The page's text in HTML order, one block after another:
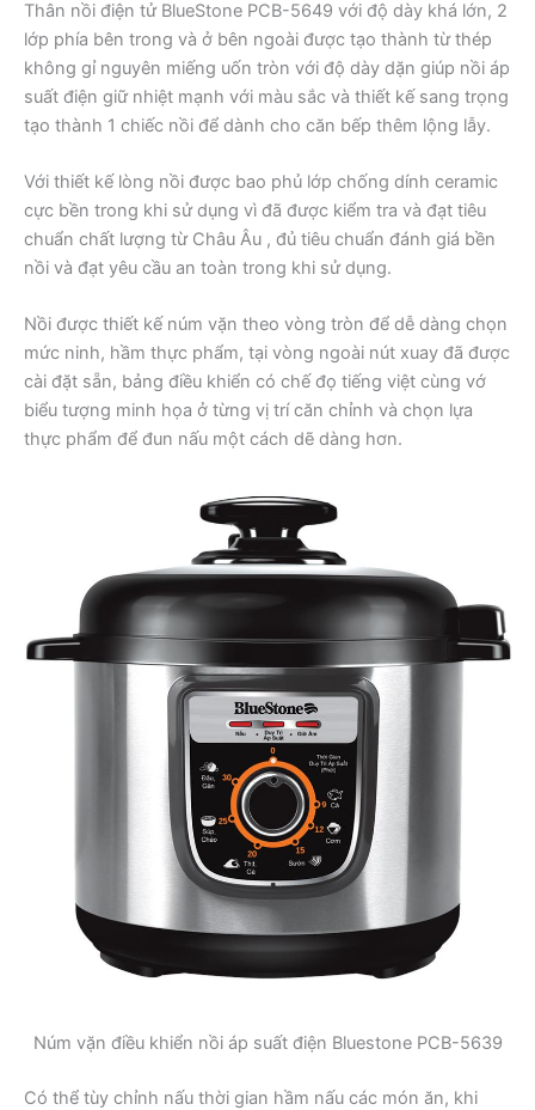
Thân nồi điện tử BlueStone PCB-5649 với độ dày khá lớn, 2
lớp phía bên trong và ở bên ngoài được tạo thành từ thép
không gỉ nguyên miếng uốn tròn với độ dày dặn giúp nồi áp
suất điện giữ nhiệt mạnh với màu sắc và thiết kế sang trọng
tạo thành 1 chiếc nồi để dành cho căn bếp thêm lộng lẫy.
Với thiết kế lòng nồi được bao phủ lớp chống dính ceramic
cực bền trong khi sử dụng vì đã được kiểm tra và đạt tiêu
chuẩn chất lượng từ Châu Âu , đủ tiêu chuẩn đánh giá bền
nồi và đạt yêu cầu an toàn trong khi sử dụng.
Nồi được thiết kế núm vặn theo vòng tròn để dễ dàng chọn
mức ninh, hầm thực phẩm, tại vòng ngoài nút xuay đã được
cài đặt sẵn, bảng điều khiển có chế đọ tiếng việt cùng vớ
biểu tượng minh họa ở từng vị trí căn chỉnh và chọn lựa
thực phẩm để đun nấu một cách dẽ dàng hơn.
Núm vặn điều khiển nồi áp suất điện Bluestone PCB-5639
Có thể tùy chỉnh nấu thời gian hầm nấu các món ăn, khi